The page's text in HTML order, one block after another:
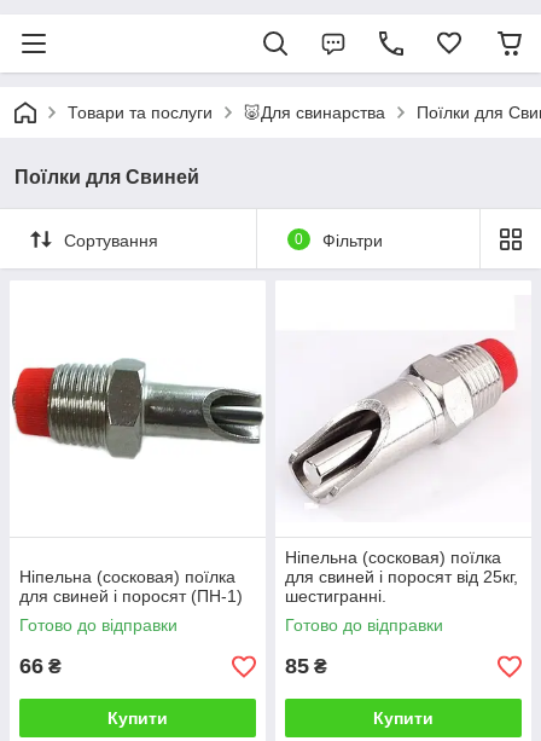
Товари та послуги 🐷Для свинарства Поїлки для
Поїлки для Свиней
Сортування 0 Фільтри
Ніпельна (сосковая) поїлка
для свиней і поросят (ПН-1)
Готово до відправки
66 ₴
Купити
Ніпельна (сосковая) поїлка
для свиней і поросят від 25кг,
шестигранні.
Готово до відправки
85 ₴
Купити